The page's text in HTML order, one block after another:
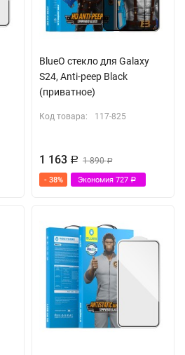
BlueO стекло для Galaxy
S24, Anti-peep Black
(приватное)
Код товара: 117-825
1 163 Р 1 890Р
- 38% Экономия 727 Р